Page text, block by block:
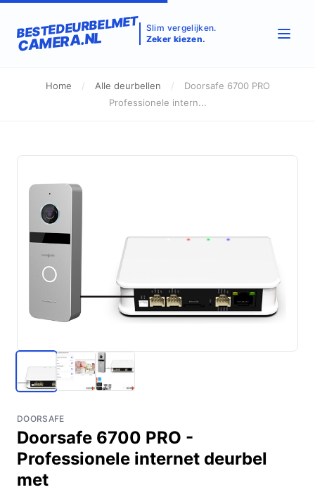
BESTEDEURBELMET
CAMERA.NL
Slim vergelijken.
Zeker kiezen.
Home / Alle deurbellen /
Doorsafe 6700 PRO
Professionele intern...
DOORSAFE
Doorsafe 6700 PRO -
Professionele internet deurbel
met